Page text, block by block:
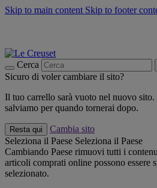
Skip to main content Skip to footer
Cerca
Sicuro di voler cambiare il sito?
Il tuo carrello sarà vuoto nel nuovo
salviamo per quando tornerai dopo.
Resta qui
Cambia sito
Seleziona il Paese Seleziona il Paese
Cambiando Paese rimuovi tutti i
articoli comprati online possono essere
selezionato.